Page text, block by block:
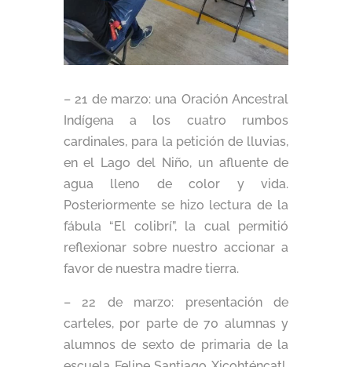
– 21 de marzo: una Oración Ancestral
Indígena a los cuatro rumbos
cardinales, para la petición de lluvias,
en el Lago del Niño, un afluente de
agua lleno de color y vida.
Posteriormente se hizo lectura de la
fábula “El colibrí”, la cual permitió
reflexionar sobre nuestro accionar a
favor de nuestra madre tierra.
– 22 de marzo: presentación de
carteles, por parte de 70 alumnas y
alumnos de sexto de primaria de la